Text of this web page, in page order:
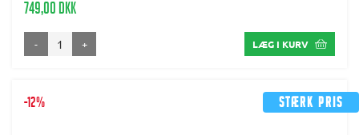
749,00 DKK
- + LÆG I KURV
Stærk pris
-12%